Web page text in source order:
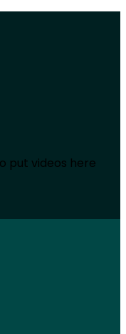
put videos here